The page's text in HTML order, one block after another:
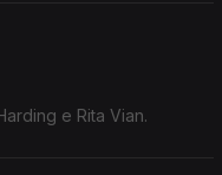
e Rita Vian.